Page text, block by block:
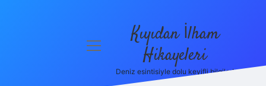
menüyü
Kıyıdan İlham
Hikayeleri
Deniz esintisiyle dolu keyifli bilgiler!